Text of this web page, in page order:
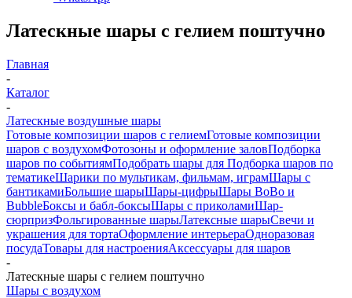
Латескные шары с гелием поштучно
Главная
-
Каталог
-
Латескные воздушные шары
Готовые композиции шаров с гелиемГотовые композиции
шаров с воздухомФотозоны и оформление заловПодборка
шаров по событиямПодобрать шары для Подборка шаров по
тематикеШарики по мультикам, фильмам, играмШары с
бантикамиБольшие шарыШары-цифрыШары BoBo и
BubbleБоксы и бабл-боксыШары с приколамиШар-
сюрпризФольгированные шарыЛатексные шарыСвечи и
украшения для тортаОформление интерьераОдноразовая
посудаТовары для настроенияАксессуары для шаров
-
Латескные шары с гелием поштучно
Шары с воздухом